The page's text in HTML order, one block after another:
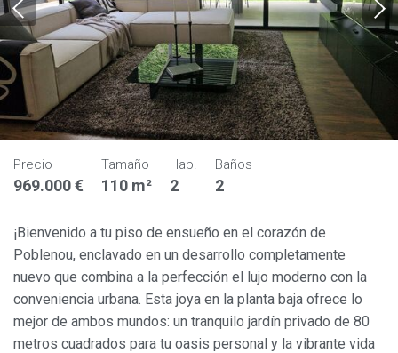
Precio
969.000 €
Tamaño
110 m²
Hab.
2
Baños
2
¡Bienvenido a tu piso de ensueño en el corazón de
Poblenou, enclavado en un desarrollo completamente
nuevo que combina a la perfección el lujo moderno con la
conveniencia urbana. Esta joya en la planta baja ofrece lo
mejor de ambos mundos: un tranquilo jardín privado de 80
metros cuadrados para tu oasis personal y la vibrante vida